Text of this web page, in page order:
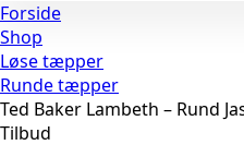
Forside
Shop
Løse tæpper
Runde tæpper
Ted Baker Lambeth – Rund
Tilbud